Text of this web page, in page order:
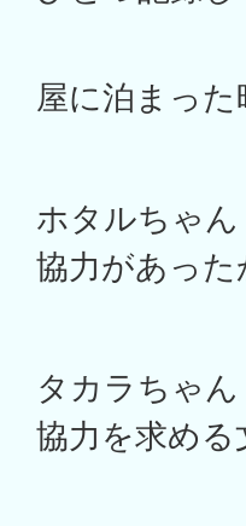
ったん
屋に泊まっ
観測し
ホタルちゃ
協力があっ
ね
タカラちゃ
協力を求める
ど、文